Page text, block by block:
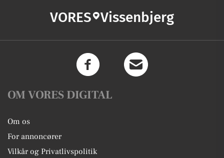
VORES Vissenbjerg
OM VORES DIGITAL
Om os
For annoncører
Vilkår og Privatlivspolitik